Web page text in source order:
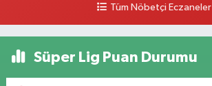
Tüm Nöbetçi Eczaneler
Süper Lig Puan Durumu